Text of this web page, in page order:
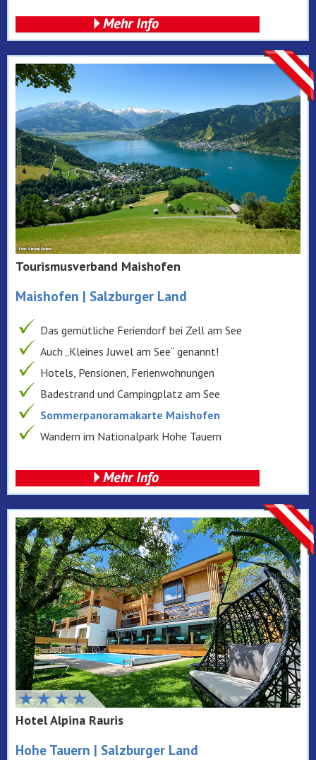
Tourismusverband Maishofen
Maishofen | Salzburger Land
Das gemütliche Feriendorf bei Zell am See
Auch „Kleines Juwel am See“ genannt!
Hotels, Pensionen, Ferienwohnungen
Badestrand und Campingplatz am See
Sommerpanoramakarte Maishofen
Wandern im Nationalpark Hohe Tauern
Hotel Alpina Rauris
Hohe Tauern | Salzburger Land